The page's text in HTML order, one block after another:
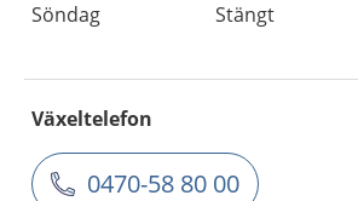
Söndag
Stängt
Växeltelefon
0470-58 80 00